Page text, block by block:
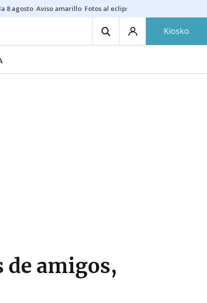
8 agosto Aviso amarillo Fotos al eclipse
Kiosko
amigos,